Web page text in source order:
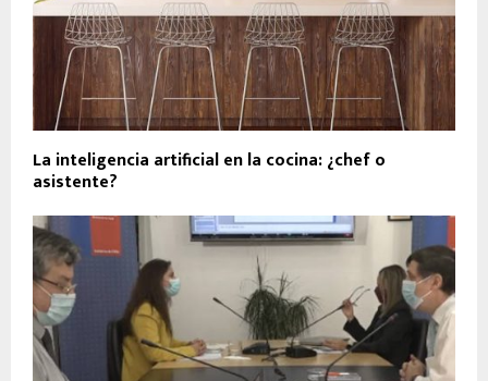
La inteligencia artificial en la cocina: ¿chef o
asistente?